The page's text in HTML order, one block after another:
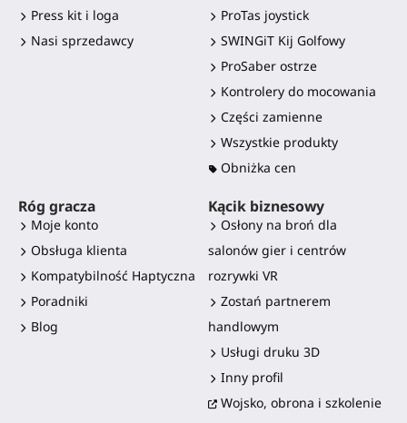
Press kit i loga
Nasi sprzedawcy
ProTas joystick
SWINGiT Kij Golfowy
ProSaber ostrze
Kontrolery do mocowania
Części zamienne
Wszystkie produkty
Obniżka cen
Róg gracza
Moje konto
Obsługa klienta
Kompatybilność Haptyczna
Poradniki
Blog
Kącik biznesowy
Osłony na broń dla
salonów gier i centrów
rozrywki VR
Zostań partnerem
handlowym
Usługi druku 3D
Inny profil
Wojsko, obrona i szkolenie